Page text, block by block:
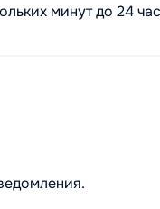
минут до 24